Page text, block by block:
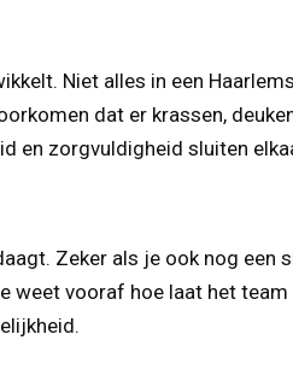
Niet alles in een
dat er krassen,
en zorgvuldigheid sluiten
Zeker als je ook nog een
weet vooraf hoe laat het